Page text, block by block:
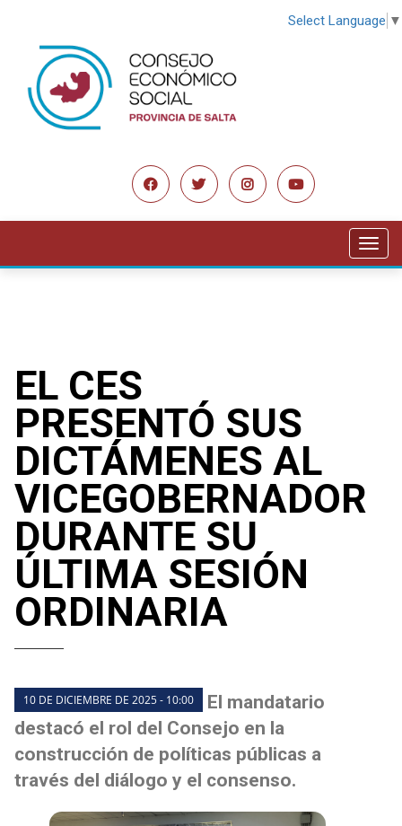
Select Language ▼
EL CES
PRESENTÓ SUS
DICTÁMENES AL
VICEGOBERNADOR
DURANTE SU
ÚLTIMA SESIÓN
ORDINARIA
10 DE DICIEMBRE DE 2025 - 10:00
El mandatario
destacó el rol del Consejo en la
construcción de políticas públicas a
través del diálogo y el consenso.